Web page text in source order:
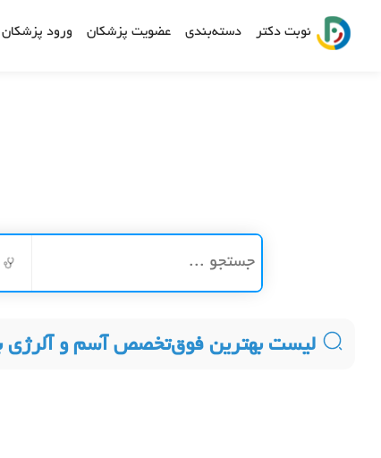
نوبت دکتر دسته‌بندی عضویت پزشکان ورود پزشکان
لیست بهترین فوق‌تخصص آسم و آلرژی